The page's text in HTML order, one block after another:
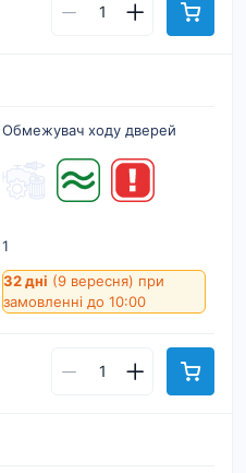
Обмежувач ходу дверей
1
32 дні (9 вересня) при
замовленні до 10:00